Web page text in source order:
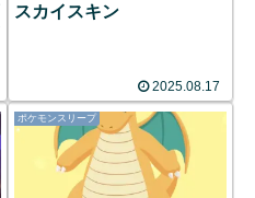
スカイスキン
2025.08.17
ポケモンスリープ